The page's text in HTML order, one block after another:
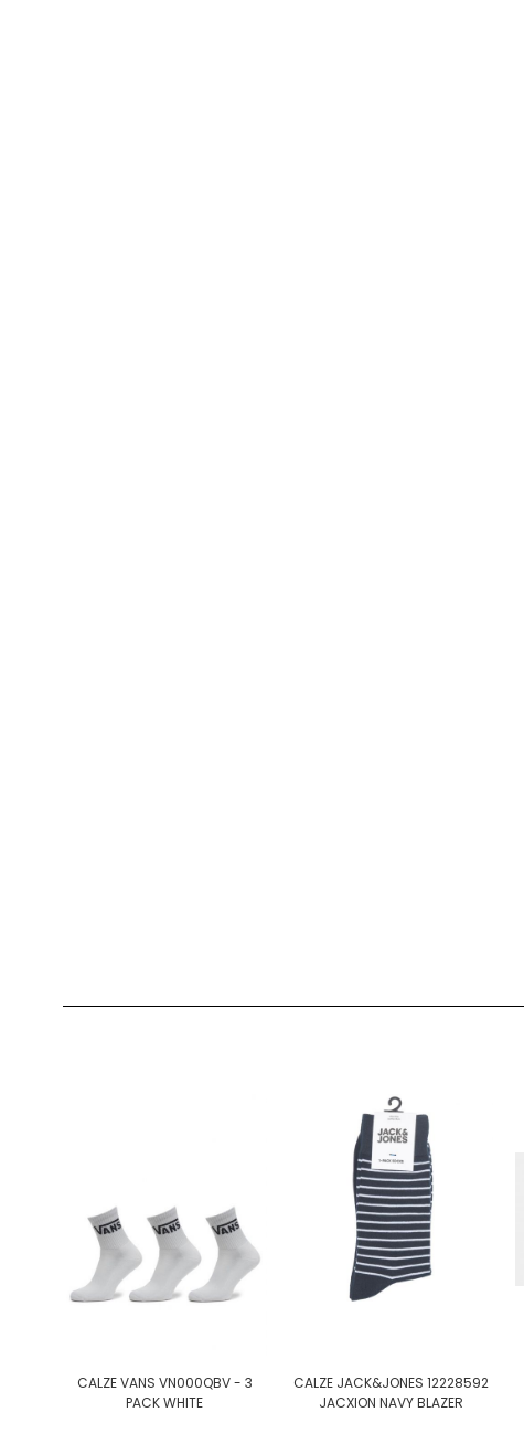
CALZE VANS VN000QBV - 3
PACK WHITE
CALZE JACK&JONES 12228592
JACXION NAVY BLAZER